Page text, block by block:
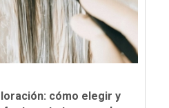
cómo elegir y